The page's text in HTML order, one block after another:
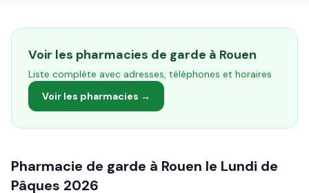
Voir les pharmacies de garde à Rouen
Liste complète avec adresses, téléphones et horaires
Voir les pharmacies →
Pharmacie de garde à Rouen le Lundi de
Pâques 2026